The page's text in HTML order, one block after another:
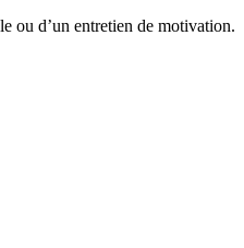
ou d’un entretien de motivation.